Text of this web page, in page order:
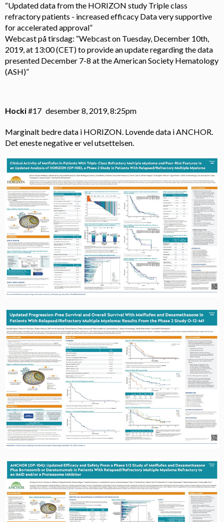
“Updated data from the HORIZON study Triple class
refractory patients - increased efficacy Data very supportive
for accelerated approval”
Webcast på tirsdag: “Webcast on Tuesday, December 10th,
2019, at 13:00 (CET) to provide an update regarding the data
presented December 7-8 at the American Society Hematology
(ASH)”
Hocki desember 8, 2019, 8:25pm
#17
Marginalt bedre data i HORIZON. Lovende data i ANCHOR.
Det eneste negative er vel utsettelsen.